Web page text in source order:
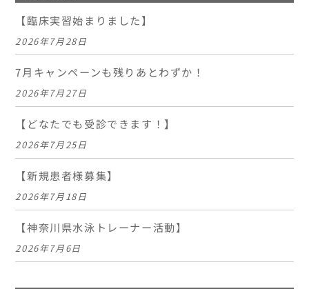
【臨床実習始まりました】
2026年7月28日
7月キャンペーンも残りあとわずか！
2026年7月27日
【どなたでも受診できます！】
2026年7月25日
【新規患者様募集】
2026年7月18日
【神奈川県水泳トレーナー活動】
2026年7月6日